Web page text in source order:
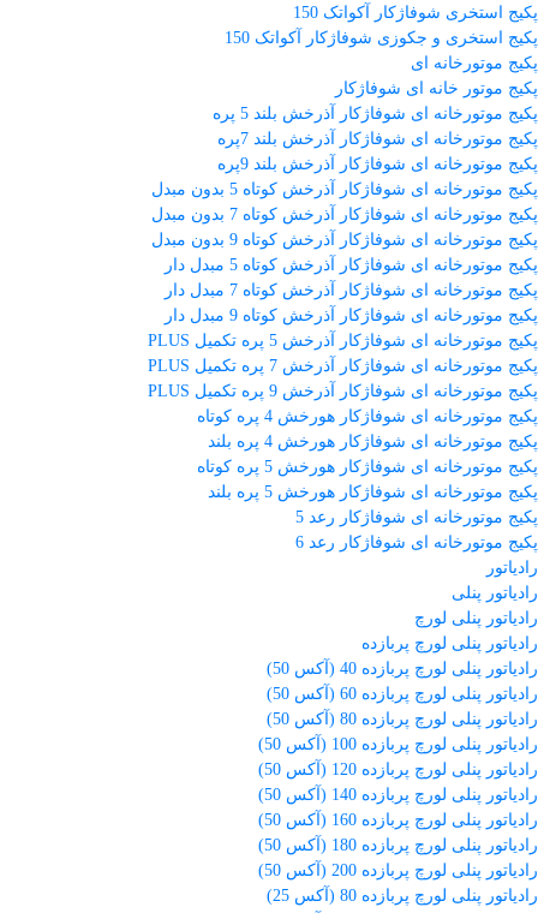
پکیج استخری شوفاژکار آکواتک 150
پکیج استخری و جکوزی شوفاژکار آکواتک 150
پکیج موتورخانه ای
پکیج موتور خانه ای شوفاژکار
پکیج موتورخانه ای شوفاژکار آذرخش بلند 5 پره
پکیج موتورخانه ای شوفاژکار آذرخش بلند 7پره
پکیج موتورخانه ای شوفاژکار آذرخش بلند 9پره
پکیج موتورخانه ای شوفاژکار آذرخش کوتاه 5 بدون مبدل
پکیج موتورخانه ای شوفاژکار آذرخش کوتاه 7 بدون مبدل
پکیج موتورخانه ای شوفاژکار آذرخش کوتاه 9 بدون مبدل
پکیج موتورخانه ای شوفاژکار آذرخش کوتاه 5 مبدل دار
پکیج موتورخانه ای شوفاژکار آذرخش کوتاه 7 مبدل دار
پکیج موتورخانه ای شوفاژکار آذرخش کوتاه 9 مبدل دار
پکیج موتورخانه ای شوفاژکار آذرخش 5 پره تکمیل PLUS
پکیج موتورخانه ای شوفاژکار آذرخش 7 پره تکمیل PLUS
پکیج موتورخانه ای شوفاژکار آذرخش 9 پره تکمیل PLUS
پکیج موتورخانه ای شوفاژکار هورخش 4 پره کوتاه
پکیج موتورخانه ای شوفاژکار هورخش 4 پره بلند
پکیج موتورخانه ای شوفاژکار هورخش 5 پره کوتاه
پکیج موتورخانه ای شوفاژکار هورخش 5 پره بلند
پکیج موتورخانه ای شوفاژکار رعد 5
پکیج موتورخانه ای شوفاژکار رعد 6
رادیاتور
رادیاتور پنلی
رادیاتور پنلی لورچ
رادیاتور پنلی لورچ پربازده
رادیاتور پنلی لورچ پربازده 40 (آکس 50)
رادیاتور پنلی لورچ پربازده 60 (آکس 50)
رادیاتور پنلی لورچ پربازده 80 (آکس 50)
رادیاتور پنلی لورچ پربازده 100 (آکس 50)
رادیاتور پنلی لورچ پربازده 120 (آکس 50)
رادیاتور پنلی لورچ پربازده 140 (آکس 50)
رادیاتور پنلی لورچ پربازده 160 (آکس 50)
رادیاتور پنلی لورچ پربازده 180 (آکس 50)
رادیاتور پنلی لورچ پربازده 200 (آکس 50)
رادیاتور پنلی لورچ پربازده 80 (آکس 25)